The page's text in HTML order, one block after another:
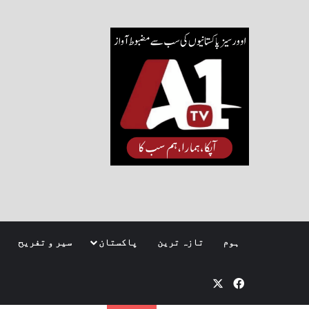
ہوم تازہ ترین پاکستان سیر و تفریح
Facebook